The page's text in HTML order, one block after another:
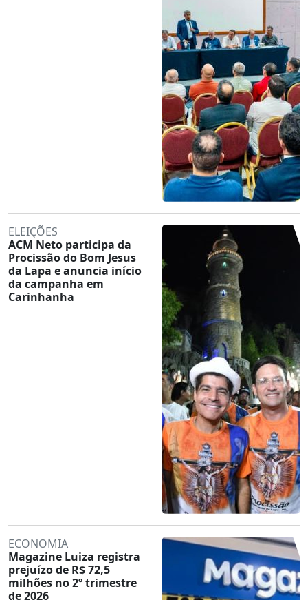
ELEIÇÕES
ACM Neto participa da
Procissão do Bom Jesus
da Lapa e anuncia início
da campanha em
Carinhanha
ECONOMIA
Magazine Luiza registra
prejuízo de R$ 72,5
milhões no 2º trimestre
de 2026